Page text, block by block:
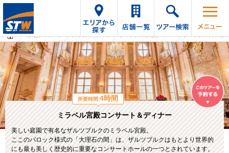
ミラベル宮殿コンサート＆ディナー
美しい庭園で有名なザルツブルクのミラベル宮殿。
ここのバロック様式の「大理石の間」は、ザルツブルクはもとより世界的
にも最も美しく歴史的に重要なコンサートホールの一つとされています。
所要時間:4時間